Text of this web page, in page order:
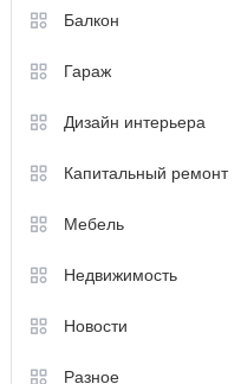
Балкон
Гараж
Дизайн интерьера
Капитальный ремонт
Мебель
Недвижимость
Новости
Разное